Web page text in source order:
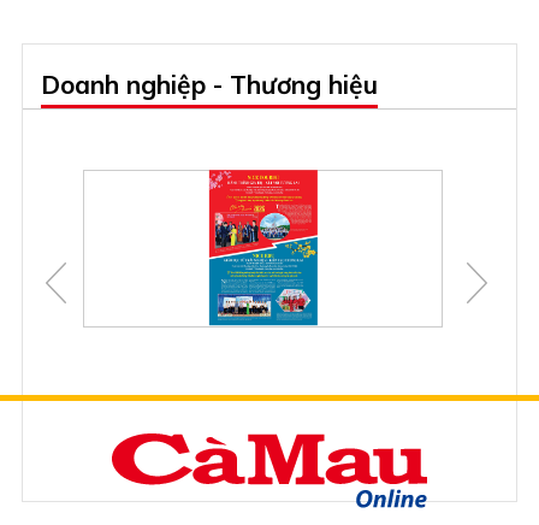
Doanh nghiệp - Thương hiệu